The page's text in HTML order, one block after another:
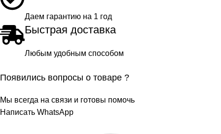
Даем гарантию на 1 год
Быстрая доставка
Любым удобным способом
Появились вопросы о товаре ?
Мы всегда на связи и готовы помочь
Написать WhatsApp